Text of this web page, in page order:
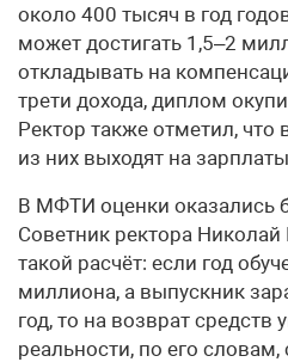
около 400 тысяч в год
может достигать 1,5–2
откладывать на
трети дохода, диплом
Ректор также отметил, что
из них выходят на
В МФТИ оценки оказались
Советник ректора
такой расчёт: если год
миллиона, а выпускник
год, то на возврат средств
реальности, по его словам,